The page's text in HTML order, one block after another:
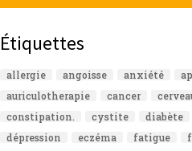
Étiquettes
allergie angoisse anxiété
auriculotherapie
cancer
constipation.
cystite diabète
dépression
eczéma fatigue